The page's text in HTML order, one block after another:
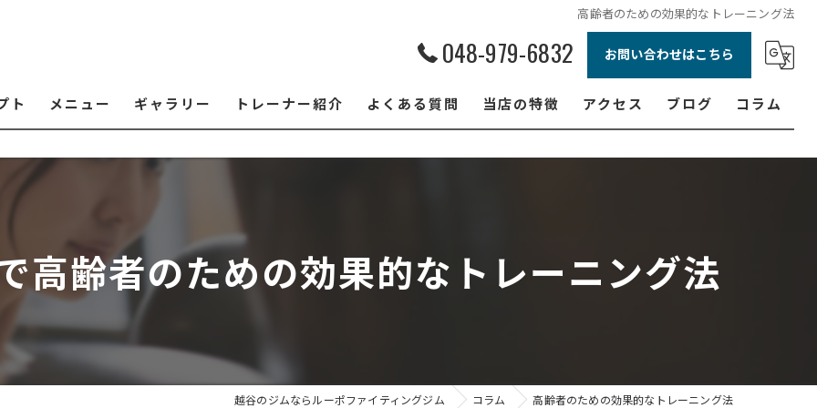
高齢者のための効果的なトレーニング法
048-979-6832 お問い合わせはこちら
ト メニュー ギャラリー トレーナー紹介 よくある質問 当店の特徴
ボクシング
フィットネス
アクセス ブログ コラム
高齢者のための効果的なトレーニング法
越谷のジムならルーポファイティングジム コラム 高齢者のための効果的なトレーニング法